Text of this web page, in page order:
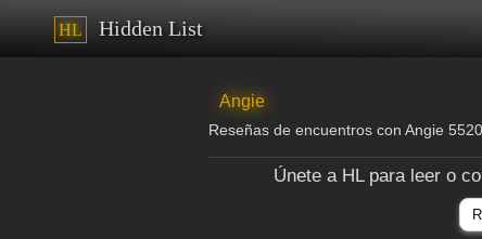
HL Hidden List
Angie
Reseñas de encuentros con Angie
Únete a HL para leer o